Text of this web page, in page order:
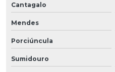
Cantagalo
Mendes
Porciúncula
Sumidouro